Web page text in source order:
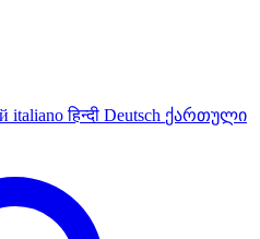
italianoहिन्दी Deutsch ქართული